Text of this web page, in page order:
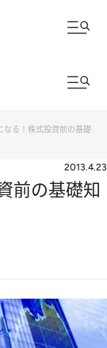
なる！株式投資前の基礎
2013.4.23
前の基礎知